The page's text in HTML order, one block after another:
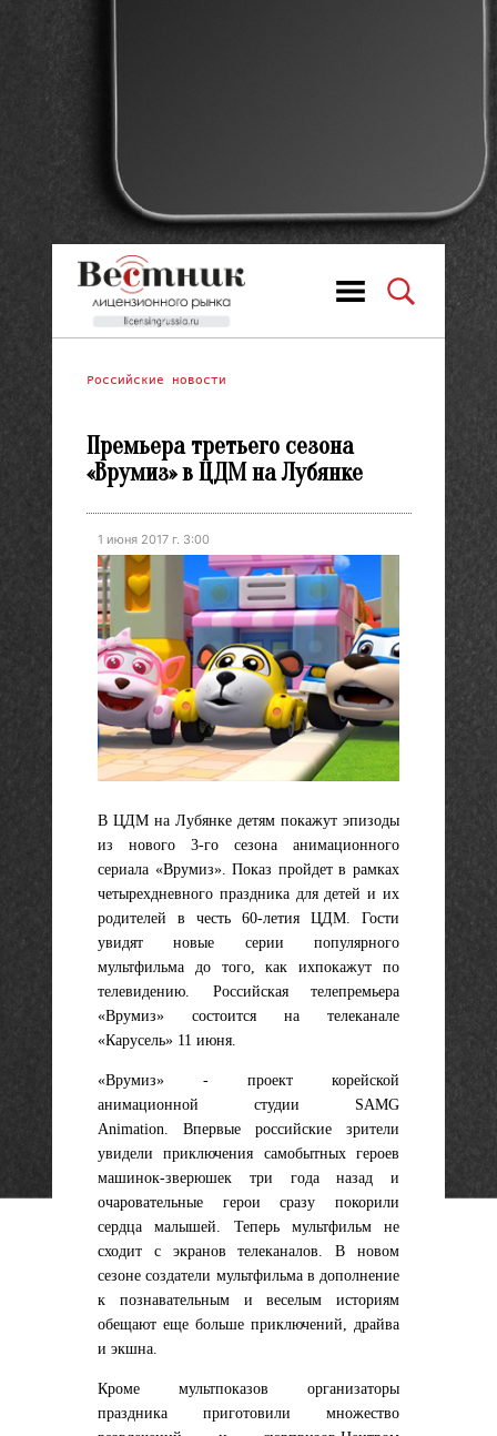
Российские новости
Премьера третьего сезона
«Врумиз» в ЦДМ на Лубянке
1 июня 2017 г. 3:00
В ЦДМ на Лубянке детям покажут эпизоды
из нового 3-го сезона анимационного
сериала «Врумиз». Показ пройдет в рамках
четырехдневного праздника для детей и их
родителей в честь 60-летия ЦДМ. Гости
увидят новые серии популярного
мультфильма до того, как ихпокажут по
телевидению. Российская телепремьера
«Врумиз» состоится на телеканале
«Карусель» 11 июня.
«Врумиз» - проект корейской
анимационной студии SAMG
Animation. Впервые российские зрители
увидели приключения самобытных героев
машинок-зверюшек три года назад и
очаровательные герои сразу покорили
сердца малышей. Теперь мультфильм не
сходит с экранов телеканалов. В новом
сезоне создатели мультфильма в дополнение
к познавательным и веселым историям
обещают еще больше приключений, драйва
и экшна.
Кроме мультпоказов организаторы
праздника приготовили множество